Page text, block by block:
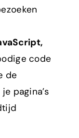
code
de
pagina’s